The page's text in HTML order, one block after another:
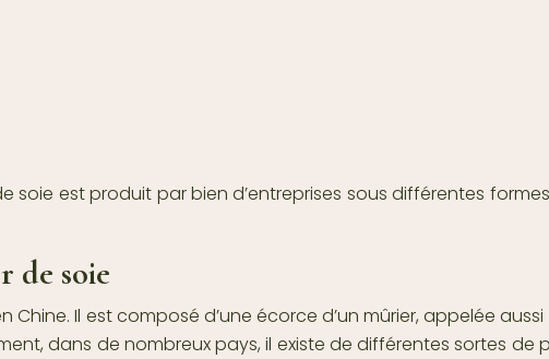
soie est produit par bien d’entreprises sous différentes
de soie
Il est composé d’une écorce d’un mûrier, appelée
dans de nombreux pays, il existe de différentes sortes de